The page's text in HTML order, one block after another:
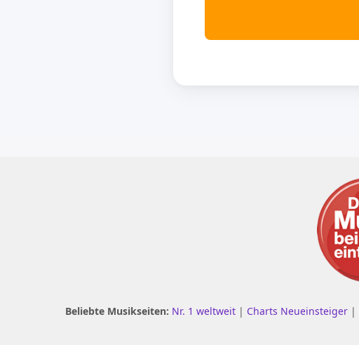
Beliebte Musikseiten: Nr. 1 weltweit | Charts Neueinsteiger |